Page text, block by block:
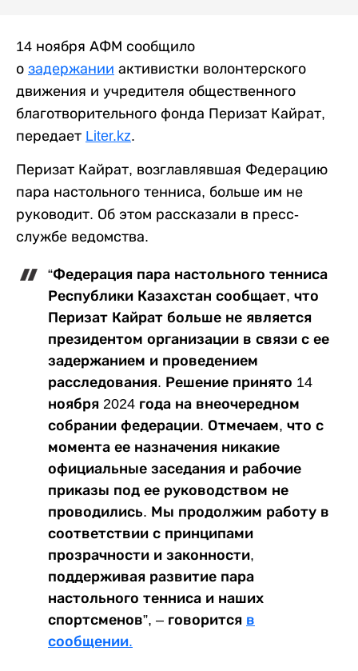
14 ноября АФМ сообщило
о задержании активистки волонтерского
движения и учредителя общественного
благотворительного фонда Перизат Кайрат,
передает Liter.kz.
Перизат Кайрат, возглавлявшая Федерацию
пара настольного тенниса, больше им не
руководит. Об этом рассказали в пресс-
службе ведомства.
“Федерация пара настольного тенниса
Республики Казахстан сообщает, что
Перизат Кайрат больше не является
президентом организации в связи с ее
задержанием и проведением
расследования. Решение принято 14
ноября 2024 года на внеочередном
собрании федерации. Отмечаем, что с
момента ее назначения никакие
официальные заседания и рабочие
приказы под ее руководством не
проводились. Мы продолжим работу в
соответствии с принципами
прозрачности и законности,
поддерживая развитие пара
настольного тенниса и наших
спортсменов”, – говорится в
сообщении.